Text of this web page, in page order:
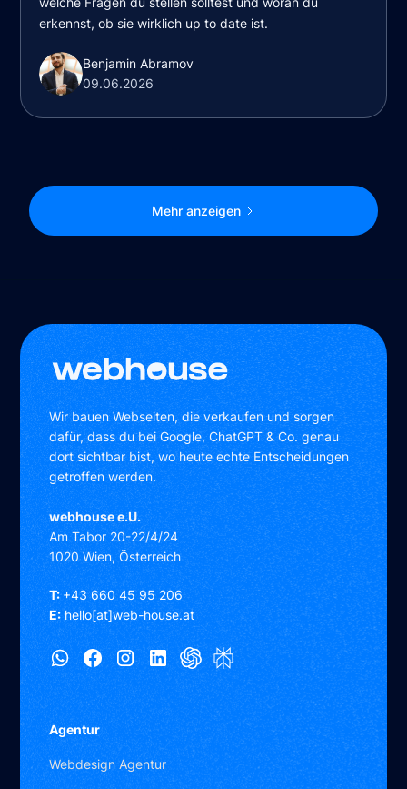
erkennst, ob sie wirklich up to date ist.
Benjamin Abramov
09.06.2026
Mehr anzeigen
Wir bauen Webseiten, die verkaufen und sorgen
dafür, dass du bei Google, ChatGPT & Co. genau
dort sichtbar bist, wo heute echte Entscheidungen
getroffen werden.
webhouse e.U.
Am Tabor 20-22/4/24
1020 Wien, Österreich
T:+43 660 45 95 206
E:hello[at]web-house.at
Agentur
Webdesign Agentur